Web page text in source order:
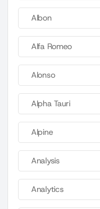
Albon
Alfa Romeo
Alonso
Alpha Tauri
Alpine
Analysis
Analytics